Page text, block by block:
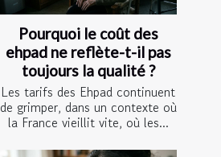
Pourquoi le coût des
ehpad ne reflète-t-il pas
toujours la qualité ?
Les tarifs des Ehpad continuent
de grimper, dans un contexte où
la France vieillit vite, où les...